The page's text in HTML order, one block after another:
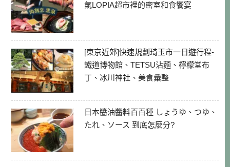
氣LOPIA超市裡的密室和食饗宴
[東京近郊]快速規劃琦玉市一日遊行程-
鐵道博物館、TETSU沾麵、檸檬堂布
丁、冰川神社、美食彙整
日本醬油醬料百百種 しょうゆ、つゆ、
たれ、ソース 到底怎麼分?